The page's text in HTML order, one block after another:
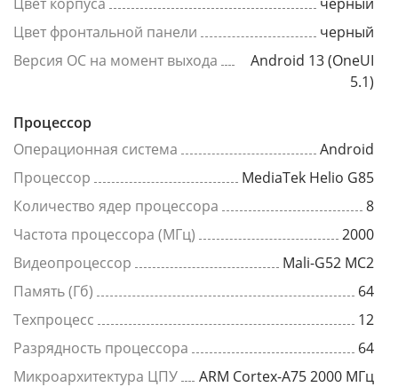
Цвет фронтальной панели
черный
Версия ОС на момент выхода
Android 13 (OneUI
5.1)
Процессор
Операционная система
Android
Процессор
MediaTek Helio G85
Количество ядер процессора
8
Частота процессора (МГц)
2000
Видеопроцессор
Mali-G52 MC2
Память (Гб)
64
Техпроцесс
12
Разрядность процессора
64
Микроархитектура ЦПУ
ARM Cortex-A75 2000 МГц